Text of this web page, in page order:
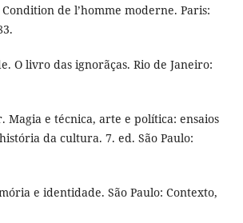
de l’homme moderne. Paris:
O livro das ignorãças. Rio de Janeiro:
Magia e técnica, arte e política: ensaios
da cultura. 7. ed. São Paulo:
e identidade. São Paulo: Contexto,